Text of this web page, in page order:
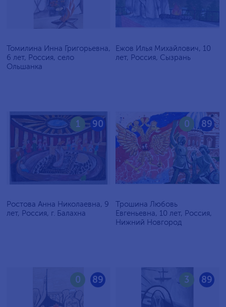
Томилина Инна Григорьевна,
6 лет, Россия, село
Ольшанка
Ежов Илья Михайлович, 10
лет, Россия, Сызрань
90
1
Ростова Анна Николаевна, 9
лет, Россия, г. Балахна
89
0
Трошина Любовь
Евгеньевна, 10 лет, Россия,
Нижний Новгород
89
0 89
3